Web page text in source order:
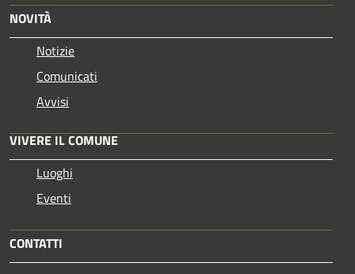
NOVITÀ
Notizie
Comunicati
Avvisi
VIVERE IL COMUNE
Luoghi
Eventi
CONTATTI